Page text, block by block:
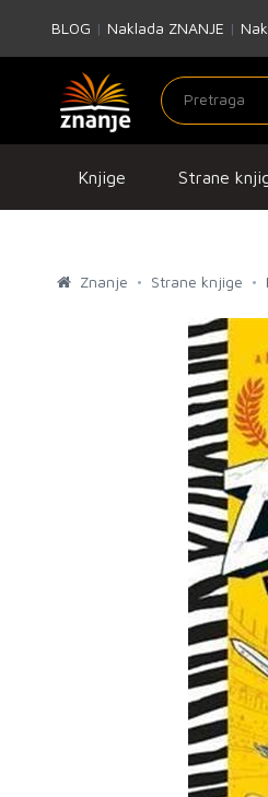
BLOG | Naklada ZNANJE |
Knjige Strane
Znanje Strane knjige